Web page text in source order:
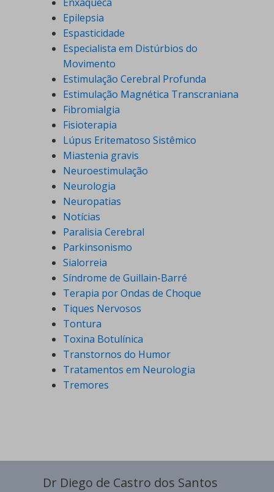
Epilepsia
Espasticidade
Especialista em Distúrbios do
Movimento
Estimulação Cerebral Profunda
Estimulação Magnética Transcraniana
Fibromialgia
Fisioterapia
Lúpus Eritematoso Sistêmico
Miastenia gravis
Neuroestimulação
Neurologia
Neuropatias
Notícias
Paralisia Cerebral
Parkinsonismo
Sialorreia
Síndrome de Guillain-Barré
Terapia por Ondas de Choque
Tiques Nervosos
Tontura
Toxina Botulínica
Transtornos do Humor
Tratamentos em Neurologia
Tremores
Dr Diego de Castro dos Santos